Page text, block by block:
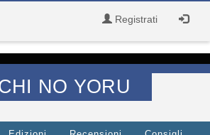
Registrati
NO YORU